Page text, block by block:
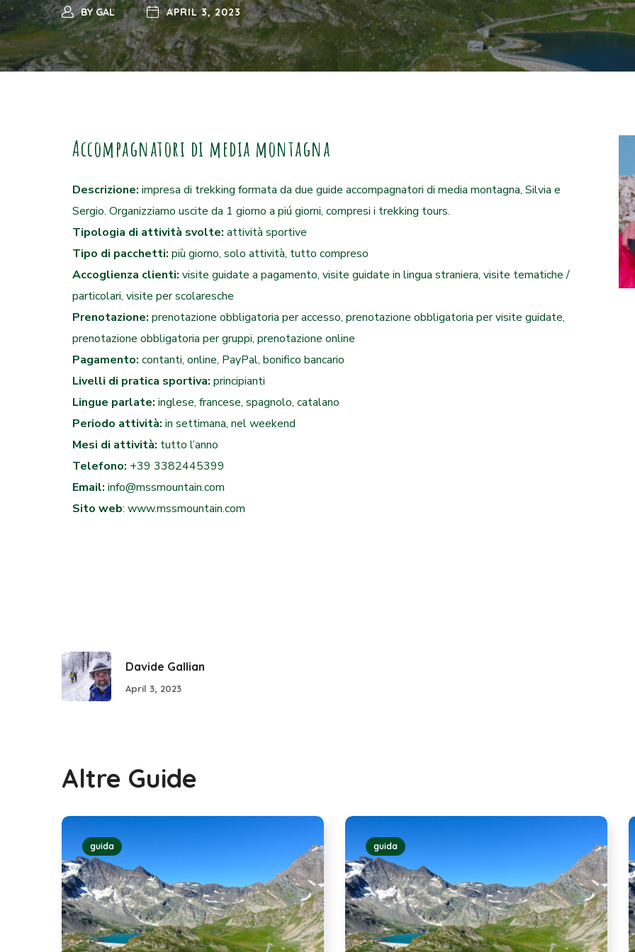
BYGAL APRIL 3, 2023
Accompagnatori di media montagna
Descrizione: impresa di trekking formata da due guide accompagnatori di media montagna, Silvia e
Sergio. Organizziamo uscite da 1 giorno a piú giorni, compresi i trekking tours.
Tipologia di attività svolte: attività sportive
Tipo di pacchetti: più giorno, solo attività, tutto compreso
Accoglienza clienti: visite guidate a pagamento, visite guidate in lingua straniera, visite tematiche /
particolari, visite per scolaresche
Prenotazione: prenotazione obbligatoria per accesso, prenotazione obbligatoria per visite guidate,
prenotazione obbligatoria per gruppi, prenotazione online
Pagamento: contanti, online, PayPal, bonifico bancario
Livelli di pratica sportiva: principianti
Lingue parlate: inglese, francese, spagnolo, catalano
Periodo attività: in settimana, nel weekend
Mesi di attività: tutto l’anno
Telefono: +39 3382445399
Email: info@mssmountain.com
Sito web: www.mssmountain.com
Davide Gallian
April 3, 2023
Altre Guide
guida guida